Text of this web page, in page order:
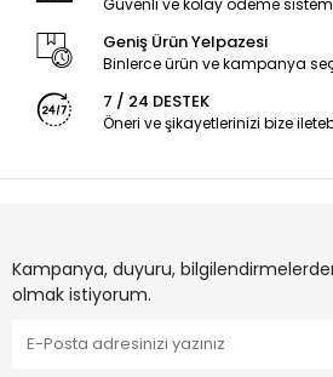
Güvenli ve kolay ödeme
Geniş Ürün Yelpazesi
Binlerce ürün ve kampanya
7 / 24 DESTEK
Öneri ve şikayetlerinizi bize
Kampanya, duyuru,
olmak istiyorum.